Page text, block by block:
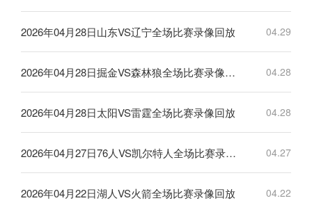
2026年04月28日山东VS辽宁全场比赛录像回放 04.29
2026年04月28日掘金VS森林狼全场比赛录像回放 04.28
2026年04月28日太阳VS雷霆全场比赛录像回放 04.28
2026年04月27日76人VS凯尔特人全场比赛录像回放 04.27
2026年04月22日湖人VS火箭全场比赛录像回放 04.22